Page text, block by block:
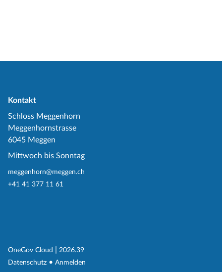
Kontakt
Schloss Meggenhorn
Meggenhornstrasse
6045 Meggen
Mittwoch bis Sonntag
meggenhorn@meggen.ch
+41 41 377 11 61
OneGov Cloud (External Link)
2026.39
Datenschutz (External Link)
Anmelden